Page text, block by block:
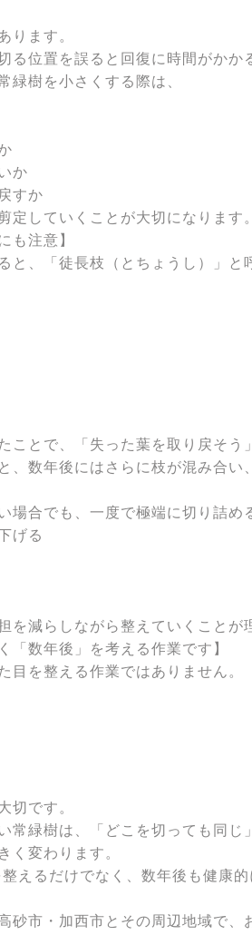
ります。
る位置を誤ると回復に時間がかか
緑樹を小さくする際は、
か
すか
定していくことが大切になります。
も注意】
と、「徒長枝（とちょうし）」と
ことで、「失った葉を取り戻そう
、数年後にはさらに枝が混み合い
場合でも、一度で極端に切り詰め
げる
を減らしながら整えていくことが
「数年後」を考える作業です】
目を整える作業ではありません。
切です。
常緑樹は、「どこを切っても同じ
く変わります。
えるだけでなく、数年後も健康
砂市・加西市とその周辺地域で、